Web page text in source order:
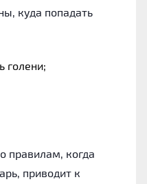
куда попадать
голени;
правилам, когда
приводит к